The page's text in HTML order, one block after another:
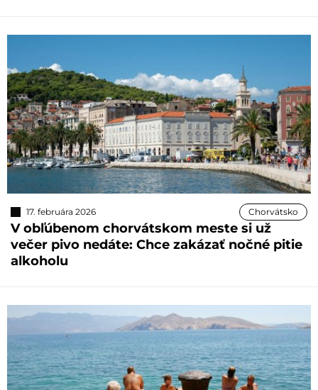
17. februára 2026 Chorvátsko
V obľúbenom chorvátskom meste si už
večer pivo nedáte: Chce zakázať nočné pitie
alkoholu